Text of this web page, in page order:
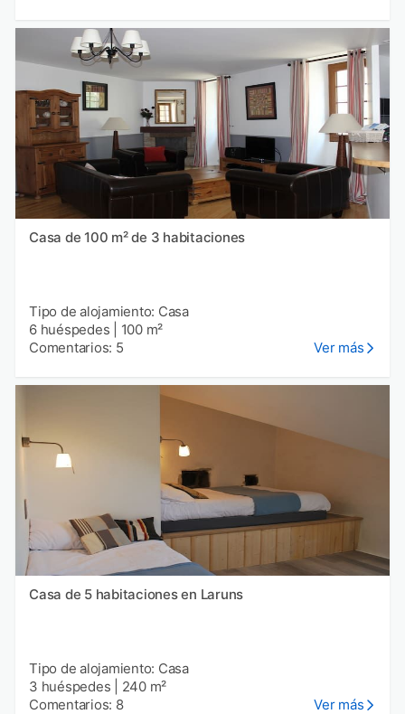
Casa de 100 m² de 3 habitaciones
Tipo de alojamiento: Casa
6 huéspedes
100 m²
Comentarios: 5
Ver más
Casa de 5 habitaciones en Laruns
Tipo de alojamiento: Casa
3 huéspedes
240 m²
Comentarios: 8
Ver más